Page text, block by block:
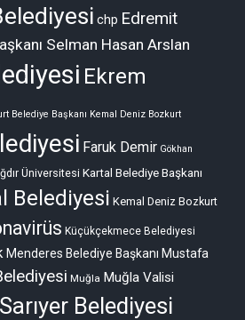
chp Edremit
Selman Hasan Arslan
Ekrem
Belediye Başkanı Kemal Deniz Bozkurt
Faruk Demir Gökhan
Üniversitesi Kartal Belediye Başkanı
Belediyesi Kemal Deniz Bozkurt
Küçükçekmece Belediyesi
Menderes Belediye Başkanı Mustafa
Muğla Muğla Valisi
Sarıyer Belediyesi